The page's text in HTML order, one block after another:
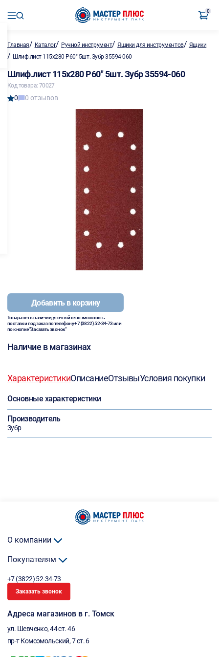
0
Главная/ Каталог/ Ручной инструмент/Ящики для инструментов/ Ящики
/ Шлиф.лист 115х280 P60" 5шт. Зубр 35594-060
Шлиф.лист 115х280 P60" 5шт. Зубр 35594-060
Код товара: 70027
0 0 отзывов
Добавить в корзину
Товара нет в наличии, уточняйте возможность
поставки под заказ по телефону+7 (3822) 52-34-73или
по кнопке "Заказать звонок"
Наличие в магазинах
ХарактеристикиОписаниеОтзывыУсловия покупки
Основные характеристики
Производитель
Зубр
О компании
Покупателям
+7 (3822) 52-34-73
Заказать звонок
Адреса магазинов в г. Томск
ул. Шевченко, 44 ст. 46
пр-т Комсомольский, 7 ст. 6